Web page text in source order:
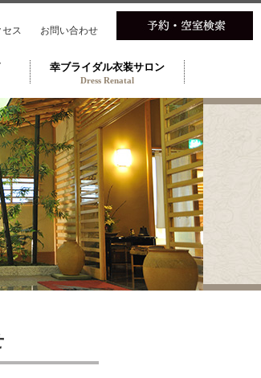
セス お問い合わせ
幸ブライダル衣装サロン
Dress Renatal